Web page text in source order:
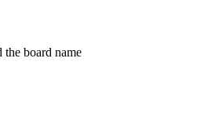
the board name